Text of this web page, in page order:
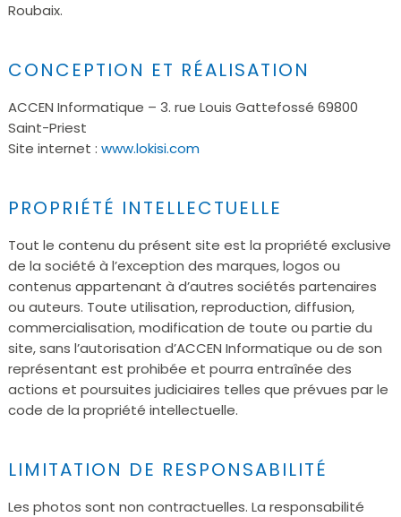
Roubaix.
CONCEPTION ET RÉALISATION
ACCEN Informatique – 3. rue Louis Gattefossé 69800
Saint-Priest
Site internet : www.lokisi.com
PROPRIÉTÉ INTELLECTUELLE
Tout le contenu du présent site est la propriété exclusive
de la société à l’exception des marques, logos ou
contenus appartenant à d’autres sociétés partenaires
ou auteurs. Toute utilisation, reproduction, diffusion,
commercialisation, modification de toute ou partie du
site, sans l’autorisation d’ACCEN Informatique ou de son
représentant est prohibée et pourra entraînée des
actions et poursuites judiciaires telles que prévues par le
code de la propriété intellectuelle.
LIMITATION DE RESPONSABILITÉ
Les photos sont non contractuelles. La responsabilité